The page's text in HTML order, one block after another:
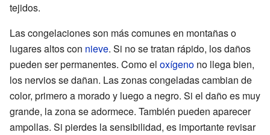
tejidos.
Las congelaciones son más comunes en montañas o
lugares altos con nieve. Si no se tratan rápido, los daños
pueden ser permanentes. Como el oxígeno no llega bien,
los nervios se dañan. Las zonas congeladas cambian de
color, primero a morado y luego a negro. Si el daño es muy
grande, la zona se adormece. También pueden aparecer
ampollas. Si pierdes la sensibilidad, es importante revisar